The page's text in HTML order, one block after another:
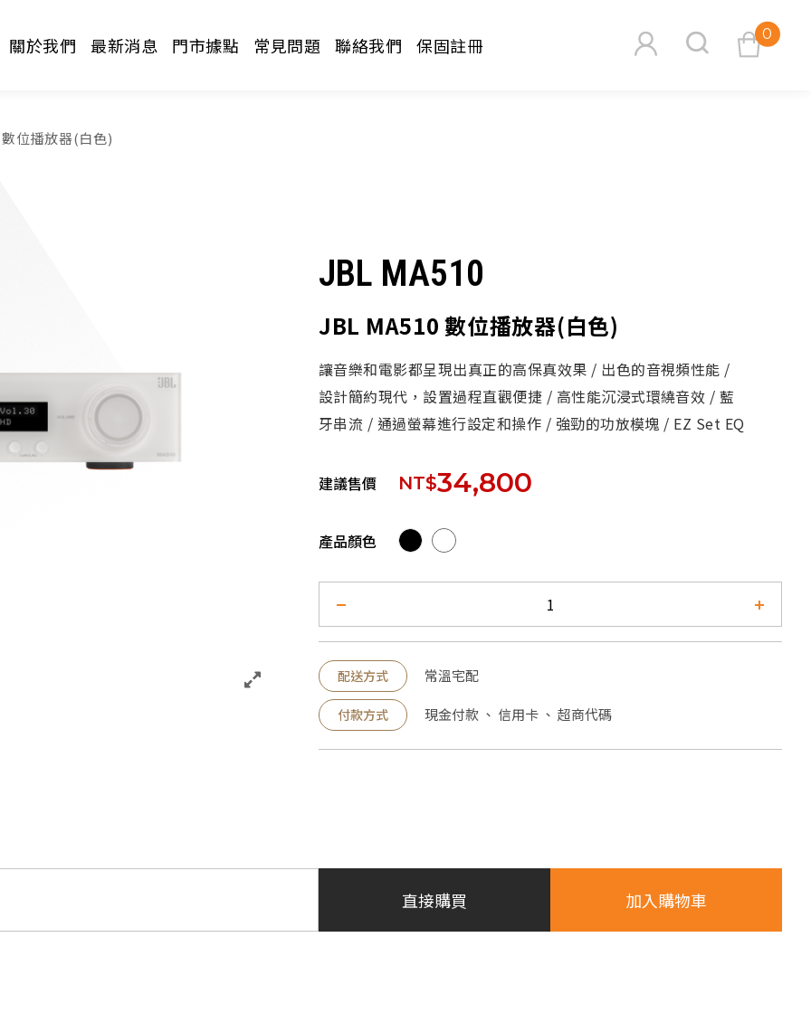
0
關於我們 最新消息 門市據點 常見問題 聯絡我們 保固註冊
位播放器(白色)
JBL MA510
JBL MA510 數位播放器(白色)
讓音樂和電影都呈現出真正的高保真效果 / 出色的音視頻性能 /
設計簡約現代，設置過程直觀便捷 / 高性能沉浸式環繞音效 / 藍
牙串流 / 通過螢幕進行設定和操作 / 強勁的功放模塊 / EZ Set EQ
建議售價 NT$34,800
產品顏色
配送方式 常溫宅配
付款方式 現金付款 、 信用卡 、 超商代碼
直接購買 加入購物車